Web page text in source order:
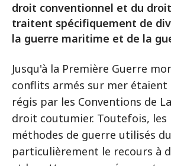
droit conventionnel et du
traitent spécifiquement de
la guerre maritime et de la
Jusqu'à la Première Guerre
conflits armés sur mer
régis par les Conventions de
droit coutumier. Toutefois, les
méthodes de guerre utilisés
particulièrement le recours à